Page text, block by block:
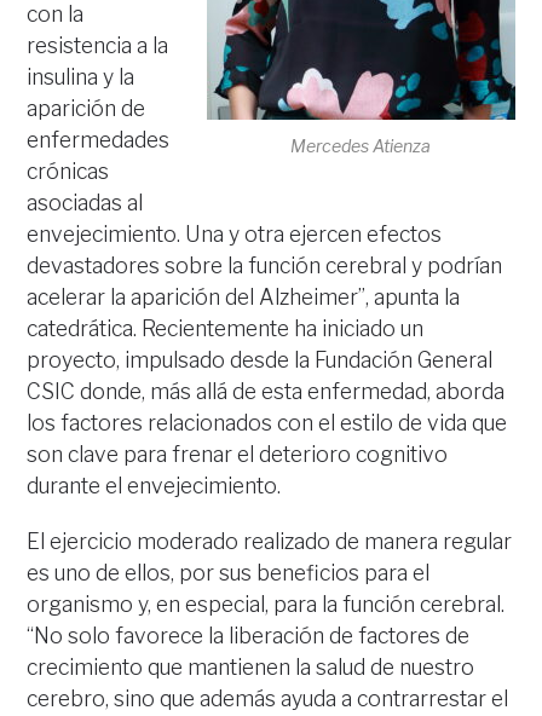
Mercedes Atienza
con la
resistencia a la
insulina y la
aparición de
enfermedades
crónicas
asociadas al
envejecimiento. Una y otra ejercen efectos
devastadores sobre la función cerebral y podrían
acelerar la aparición del Alzheimer”, apunta la
catedrática. Recientemente ha iniciado un
proyecto, impulsado desde la Fundación General
CSIC donde, más allá de esta enfermedad, aborda
los factores relacionados con el estilo de vida que
son clave para frenar el deterioro cognitivo
durante el envejecimiento.
El ejercicio moderado realizado de manera regular
es uno de ellos, por sus beneficios para el
organismo y, en especial, para la función cerebral.
“No solo favorece la liberación de factores de
crecimiento que mantienen la salud de nuestro
cerebro, sino que además ayuda a contrarrestar el